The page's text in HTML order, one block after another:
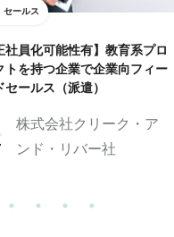
セールス
社員化可能性有】教育系プロ
トを持つ企業で企業向フィー
セールス（派遣）
株式会社クリーク・ア
ンド・リバー社